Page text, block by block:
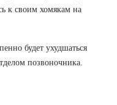
к своим хомякам на
будет ухудшаться
позвоночника.